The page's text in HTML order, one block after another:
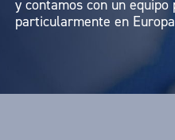
y contamos con un
particularmente en